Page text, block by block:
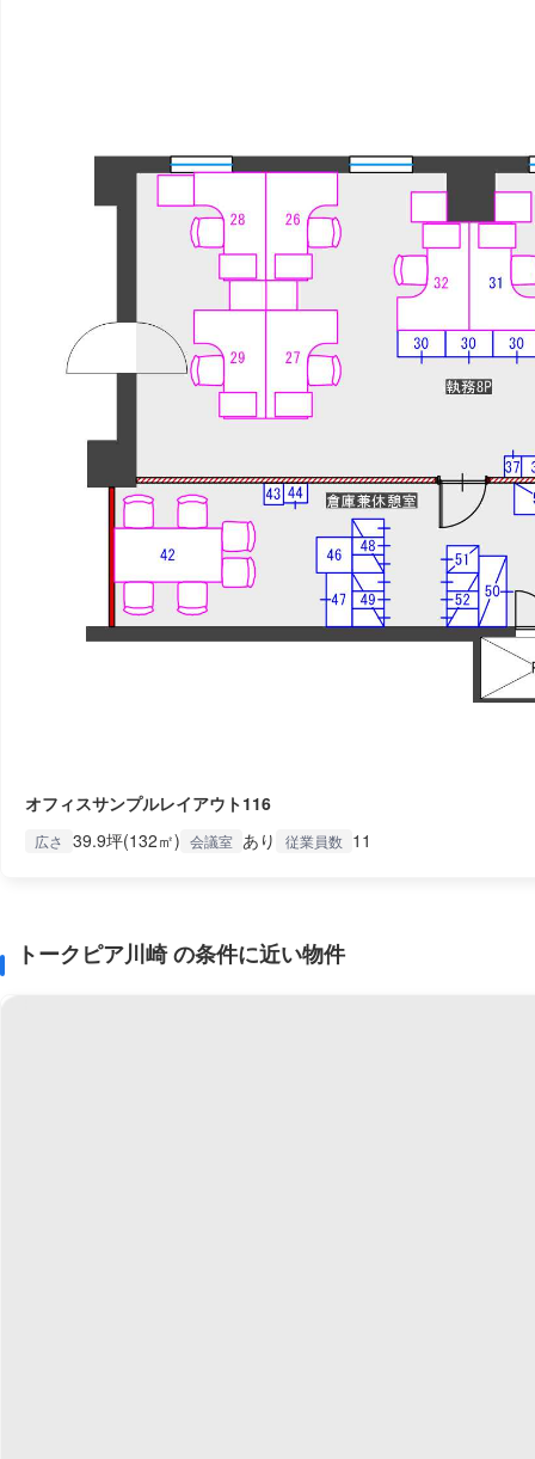
オフィスサンプルレイアウト116
広さ 39.9坪(132㎡) 会議室 あり 従業員数 11
トークピア川崎 の条件に近い物件